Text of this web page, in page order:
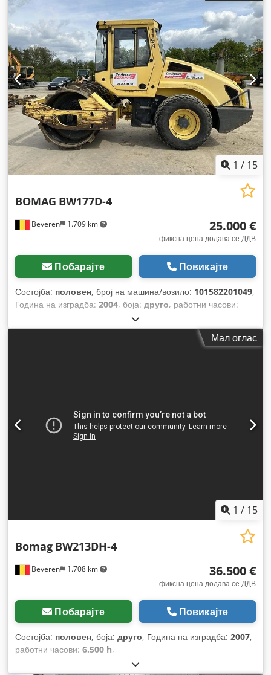
1 / 15
Beveren 1.709 km
BOMAG BW177D-4
25.000 €
фиксна цена додава се ДДВ
Побарајте Повикајте
Состојба: половен, број на машина/возило: 101582201049,
Година на изградба: 2004, боја: друго, работни часови:
Мал оглас
1 / 15
Beveren 1.708 km
Bomag BW213DH-4
36.500 €
фиксна цена додава се ДДВ
Побарајте Повикајте
Состојба: половен, боја: друго, Година на изградба: 2007,
работни часови: 6.500 h,